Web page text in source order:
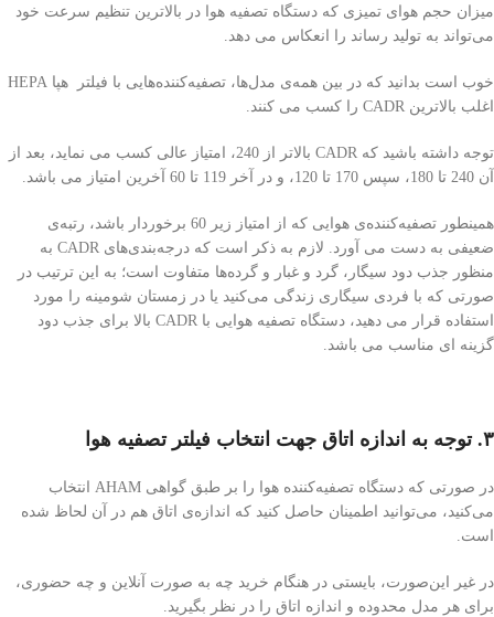
میزان حجم هوای تمیزی که دستگاه تصفیه هوا در بالاترین تنظیم سرعت خود
می‌تواند به تولید رساند را انعکاس می دهد.
خوب است بدانید که در بین همه‌ی مدل‌ها، تصفیه‌کننده‌‌هایی با فیلتر هپا HEPA
اغلب بالاترین CADR را کسب می کنند.
توجه داشته باشید که CADR بالاتر از 240، امتیاز عالی کسب می نماید، بعد از
آن 240 تا 180، سپس 170 تا 120، و در آخر 119 تا 60 آخرین امتیاز می باشد.
همینطور تصفیه‌کننده‌ی هوایی که از امتیاز زیر 60 برخوردار باشد، رتبه‌ی
ضعیفی به دست می آورد. لازم به ذکر است که درجه‌بندی‌های CADR به
منظور جذب دود سیگار، گرد و غبار و گرده‌ها متفاوت است؛ به این ترتیب در
صورتی که با فردی سیگاری زندگی می‌کنید یا در زمستان شومینه را مورد
استفاده قرار می دهید، دستگاه تصفیه هوایی با CADR بالا برای جذب دود
گزینه ای مناسب می باشد.
۳. توجه به اندازه‌ اتاق جهت انتخاب فیلتر تصفیه هوا
در صورتی که دستگاه تصفیه‌کننده‌ هوا را بر طبق گواهی AHAM انتخاب
می‌کنید، می‌توانید اطمینان حاصل کنید که اندازه‌ی اتاق هم در آن لحاظ شده
است.
در غیر این‌صورت، بایستی در هنگام خرید چه به صورت آنلاین و چه حضوری،
برای هر مدل محدوده و اندازه‌ اتاق را در نظر بگیرید.